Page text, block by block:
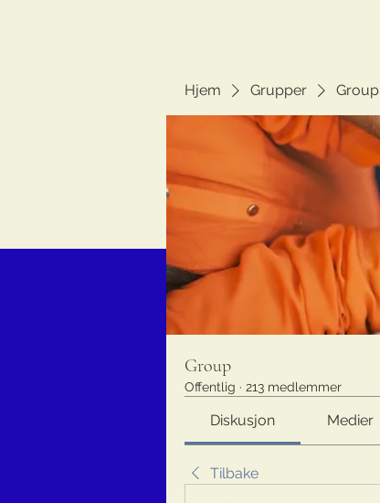
Hjem Grupper Group
Group
Offentlig · 213 medlemmer
Diskusjon Medier
Tilbake